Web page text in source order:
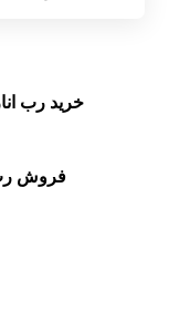
خرید رب
فروش